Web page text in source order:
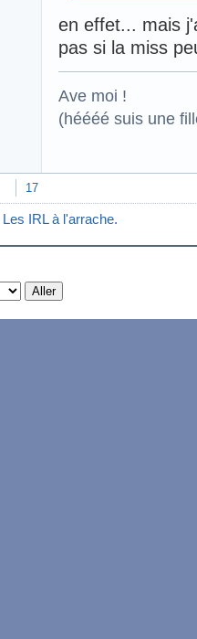
en effet... mais
pas si la miss
Ave moi !
(héééé suis une
17
Les IRL à l'arrache.